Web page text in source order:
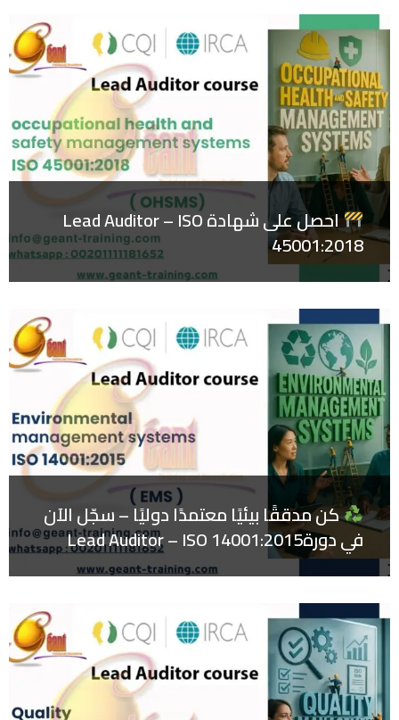
احصل على شهادة Lead Auditor – ISO
45001:2018
كن مدققًا بيئيًا معتمدًا دوليًا – سجّل الآن
في دورةLead Auditor – ISO 14001:2015